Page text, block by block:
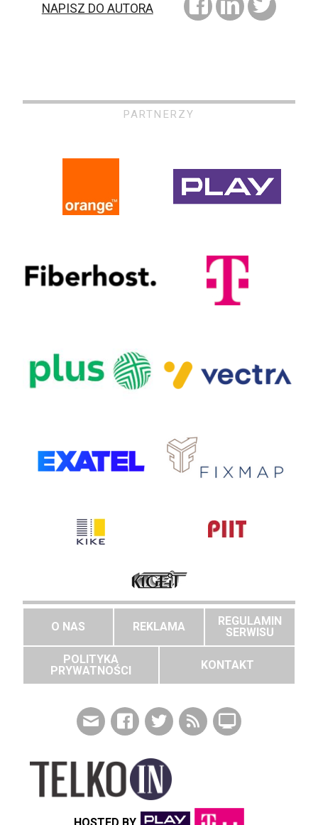
NAPISZ DO AUTORA
PARTNERZY
O NAS REKLAMA
REGULAMIN
SERWISU
POLITYKA
PRYWATNOŚCI
KONTAKT